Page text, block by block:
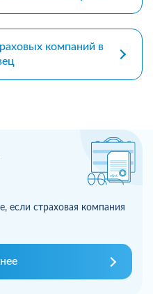
если страховая компания
компаний в